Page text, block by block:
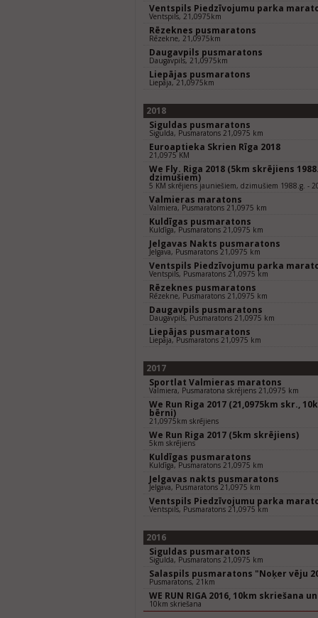
Ventspils Piedzīvojumu parka
Ventspils, 21,0975km
Rēzeknes pusmaratons
Rēzekne, 21,0975km
Daugavpils pusmaratons
Daugavpils, 21,0975km
Liepājas pusmaratons
Liepāja, 21,0975km
2018
Siguldas pusmaratons
Sigulda, Pusmaratons 21,0975 km
Euroaptieka Skrien Rīga 2018
21,0975 KM
We Fly. Riga 2018 (5km skrējiens
dzimušiem)
5 KM skrējiens jauniešiem, dzimušiem 1988.g. -
Valmieras maratons
Valmiera, Pusmaratons 21,0975 km
Kuldīgas pusmaratons
Kuldīga, Pusmaratons 21,0975 km
Jelgavas Nakts pusmaratons
Jelgava, Pusmaratons 21,0975 km
Ventspils Piedzīvojumu parka
Ventspils, Pusmaratons 21,0975 km
Rēzeknes pusmaratons
Rēzekne, Pusmaratons 21,0975 km
Daugavpils pusmaratons
Daugavpils, Pusmaratons 21,0975 km
Liepājas pusmaratons
Liepāja, Pusmaratons 21,0975 km
2017
Sportlat Valmieras maratons
Valmiera, Pusmaratona skrējiens 21,0975 km
We Run Riga 2017 (21,0975km skr.,
bērni)
21,0975km skrējiens
We Run Riga 2017 (5km skrējiens)
5km skrējiens
Kuldīgas pusmaratons
Kuldīga, Pusmaratons 21,0975 km
Jelgavas nakts pusmaratons
Jelgava, Pusmaratons 21,0975 km
Ventspils Piedzīvojumu parka
Ventspils, Pusmaratons 21,0975 km
2016
Siguldas pusmaratons
Sigulda, Pusmaratons 21,0975 km
Salaspils pusmaratons "Noķer vēju
Pusmaratons, 21km
WE RUN RIGA 2016, 10km skriešana
10km skriešana